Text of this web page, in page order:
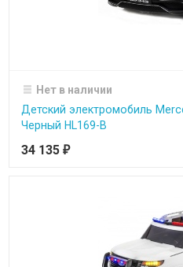
Нет в наличии
Детский электромобиль
Черный HL169-B
34 135 ₽